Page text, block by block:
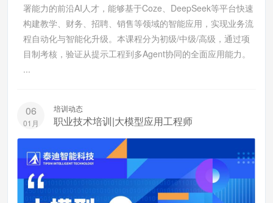
署能力的前沿AI人才，能够基于Coze、DeepSeek等平台快速
构建教学、财务、招聘、销售等领域的智能应用，实现业务流
程自动化与智能化升级。本课程分为初级/中级/高级，通过项
目制考核，验证从提示工程到多Agent协同的全面应用能力。
...
06
01月
培训动态
职业技术培训|大模型应用工程师